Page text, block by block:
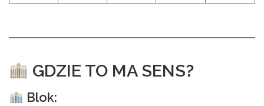
GDZIE TO MA SENS?
Blok: